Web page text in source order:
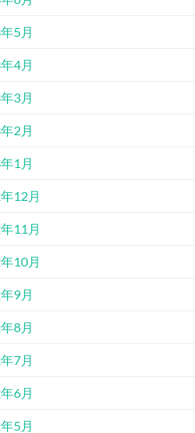
5月
4月
3月
2月
1月
12月
11月
10月
9月
8月
7月
6月
5月